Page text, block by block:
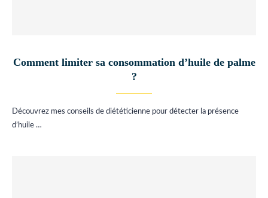
Comment limiter sa consommation d’huile de palme
?
Découvrez mes conseils de diététicienne pour détecter la présence
d’huile …